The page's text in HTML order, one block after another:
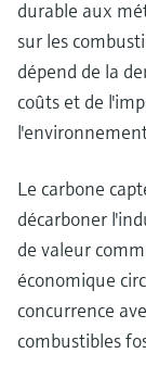
durable aux
sur les
dépend de la
coûts et de
Le carbone
décarboner
de valeur
économique
concurrence
combustibles